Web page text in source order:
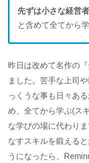
先ずは小さな経営
と含めて全てから
昨日は改めて名作の
ました。苦手な上司
っくうな事も日々あ
め、全てから学ぶ(ス
な学びの場に代わり
なすスキルを鍛える
うになったら、